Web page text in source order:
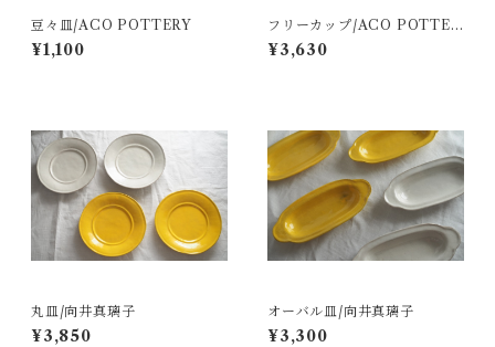
豆々皿/ACO POTTERY
¥1,100
フリーカップ/ACO POTTER
Y
¥3,630
丸皿/向井真璃子
¥3,850
オーバル皿/向井真璃子
¥3,300